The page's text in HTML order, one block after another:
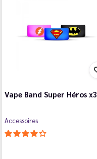
Vape Band Super Héros x3
Accessoires